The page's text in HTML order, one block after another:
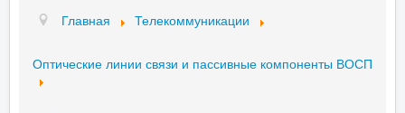
Главная Телекоммуникации
Оптические линии связи и пассивные компоненты ВОСП